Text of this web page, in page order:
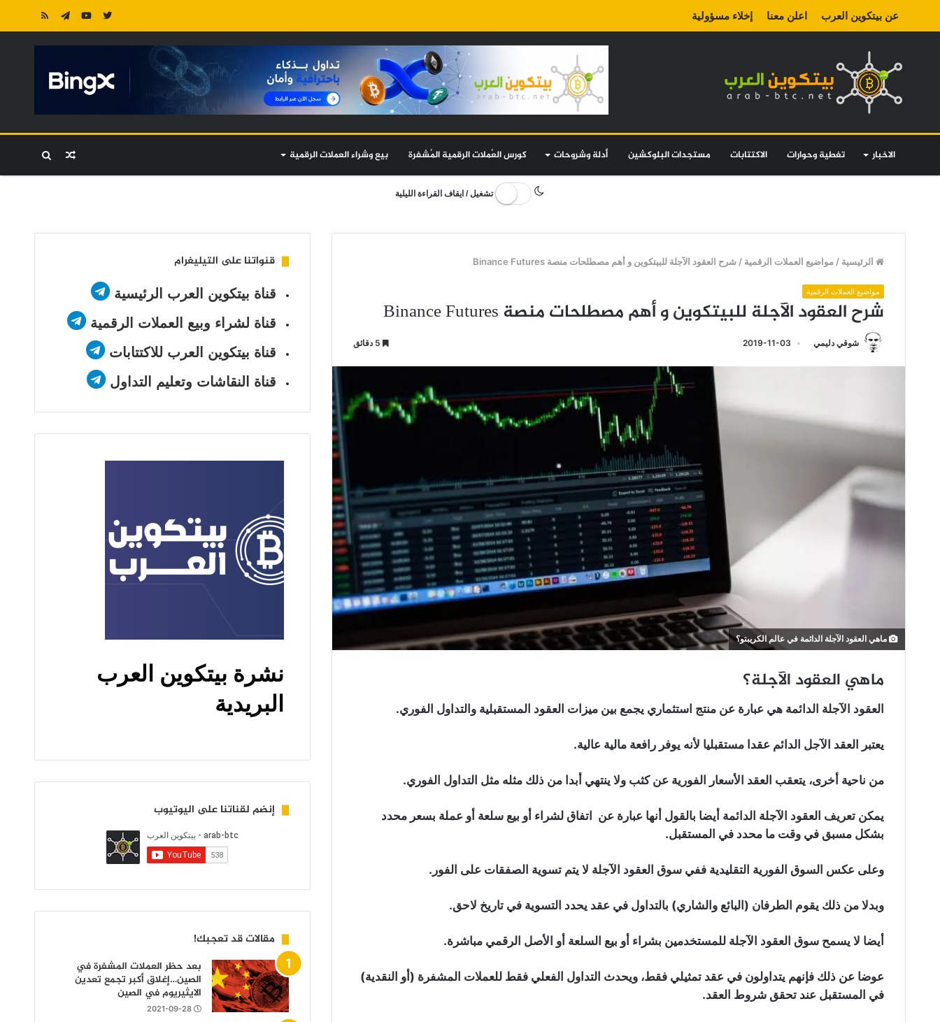
عن بيتكوين العرب اعلن معنا إخلاء مسؤولية
الاخبار تغطية وحوارات الاكتتابات مستجدات البلوكشين أدلة وشروحات كورس العُملات الرقمية المُشفرة بيع وشراء العملات الرقمية بحث مقال
تشغيل / ايقاف القراءة الليلية
الرئيسية / مواضيع العملات الرقمية / شرح العقود الآجلة للبيتكوين و أهم مصطلحات منصة Binance Futures
مواضيع العملات الرقمية
شرح العقود الآجلة للبيتكوين و أهم مصطلحات منصة Binance Futures
شوقي دليمي 2019-11-03 5 دقائق
ماهي العقود الآجلة الدائمة في عالم الكريبتو؟
ماهي العقود الآجلة؟
العقود الآجلة الدائمة هي عبارة عن منتج استثماري يجمع بين ميزات العقود المستقبلية والتداول الفوري.
يعتبر العقد الآجل الدائم عقدا مستقبليا لأنه يوفر رافعة مالية عالية.
من ناحية أخرى، يتعقب العقد الأسعار الفورية عن كثب ولا ينتهي أبدا من ذلك مثله مثل التداول الفوري.
يمكن تعريف العقود الآجلة الدائمة أيضا بالقول أنها عبارة عن اتفاق لشراء أو بيع سلعة أو عملة بسعر محدد
بشكل مسبق في وقت ما محدد في المستقبل.
وعلى عكس السوق الفورية التقليدية ففي سوق العقود الآجلة لا يتم تسوية الصفقات على الفور.
وبدلا من ذلك يقوم الطرفان (البائع والشاري) بالتداول في عقد يحدد التسوية في تاريخ لاحق.
أيضا لا يسمح سوق العقود الآجلة للمستخدمين بشراء أو بيع السلعة أو الأصل الرقمي مباشرة.
عوضا عن ذلك فإنهم يتداولون في عقد تمثيلي فقط، ويحدث التداول الفعلي فقط للعملات المشفرة (أو النقدية)
في المستقبل عند تحقق شروط العقد.
قنواتنا على التيليغرام
قناة بيتكوين العرب الرئيسية
قناة لشراء وبيع العملات الرقمية
قناة بيتكوين العرب للاكتتابات
قناة النقاشات وتعليم التداول
إنضم لقناتنا على اليوتيوب
مقالات قد تعجبك!
بعد حظر العملات المشفرة في
الصين…إغلاق أكبر تجمع تعدين
الايثيريوم في الصين
2021-09-28